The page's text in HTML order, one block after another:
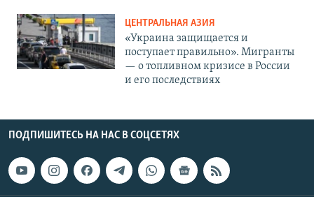
ЦЕНТРАЛЬНАЯ АЗИЯ
«Украина защищается и
поступает правильно». Мигранты
— о топливном кризисе в России
и его последствиях
ПОДПИШИТЕСЬ НА НАС В СОЦСЕТЯХ